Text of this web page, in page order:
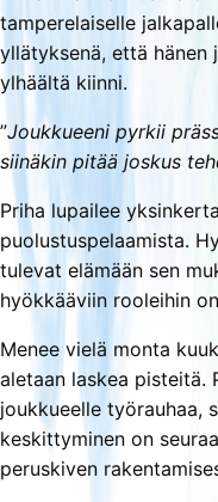
tamperelaiselle
yllätyksenä, että hänen
ylhäältä kiinni.
”Joukkueeni pyrkii
siinäkin pitää joskus
Priha lupailee
puolustuspelaamista.
tulevat elämään sen
hyökkääviin rooleihin
Menee vielä monta
aletaan laskea pisteitä.
joukkueelle työrauhaa,
keskittyminen on
peruskiven